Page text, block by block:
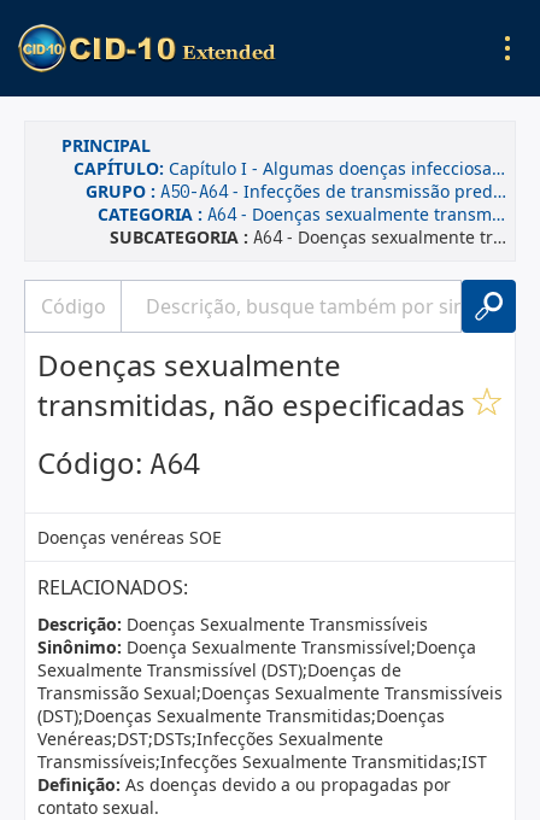
PRINCIPAL
CAPÍTULO: Capítulo I - Algumas doenças infecciosas e parasitárias
GRUPO : A50-A64- Infecções de transmissão predominantemente sexual
CATEGORIA : A64- Doenças sexualmente transmitidas, não especificadas
SUBCATEGORIA : A64- Doenças sexualmente transmitidas, não especificadas
Doenças sexualmente
transmitidas, não especificadas
Código: A64
Doenças venéreas SOE
RELACIONADOS:
Descrição: Doenças Sexualmente Transmissíveis
Sinônimo: Doença Sexualmente Transmissível;Doença
Sexualmente Transmissível (DST);Doenças de
Transmissão Sexual;Doenças Sexualmente Transmissíveis
(DST);Doenças Sexualmente Transmitidas;Doenças
Venéreas;DST;DSTs;Infecções Sexualmente
Transmissíveis;Infecções Sexualmente Transmitidas;IST
Definição: As doenças devido a ou propagadas por
contato sexual.